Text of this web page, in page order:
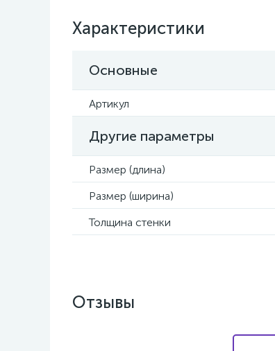
Характеристики
Основные
Артикул
Другие параметры
Размер (длина)
Размер (ширина)
Толщина стенки
Отзывы